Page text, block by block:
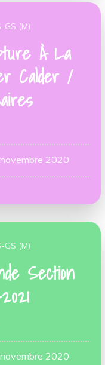
GS (M)
À La
Calder /
2020
GS (M)
Section
2020